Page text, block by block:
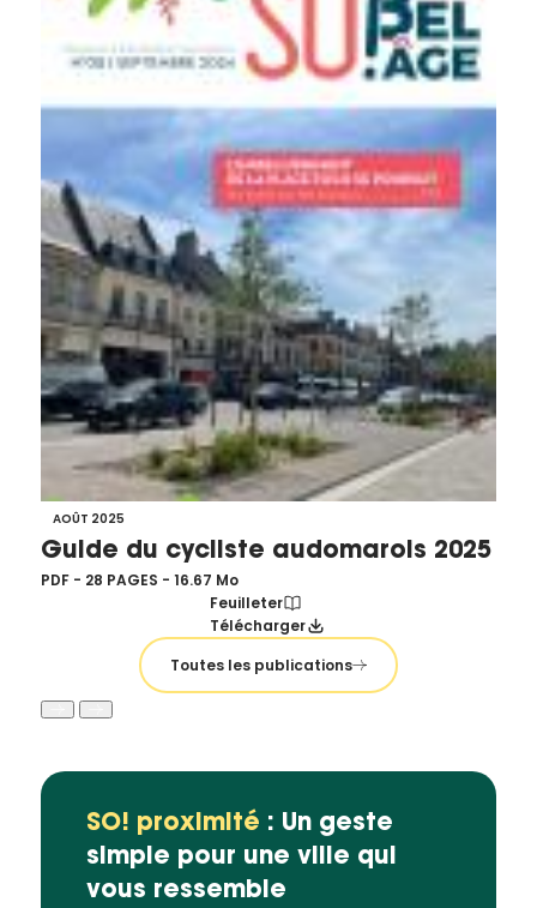
AOÛT 2025
Guide du cycliste audomarois 2025
PDF - 28 PAGES - 16.67 Mo
Feuilleter
Télécharger
Toutes les publications
SO! proximité : Un geste
simple pour une ville qui
vous ressemble